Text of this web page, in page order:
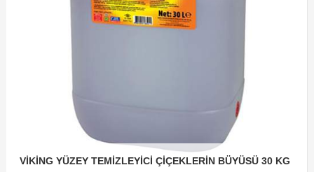
VİKİNG YÜZEY TEMİZLEYİCİ ÇİÇEKLERİN BÜYÜSÜ 30 KG